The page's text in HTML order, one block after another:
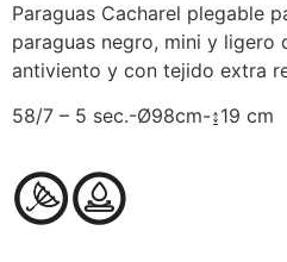
Paraguas Cacharel plegable
paraguas negro, mini y ligero
antiviento y con tejido extra
58/7 – 5 sec.-Ø98cm-↨19 cm